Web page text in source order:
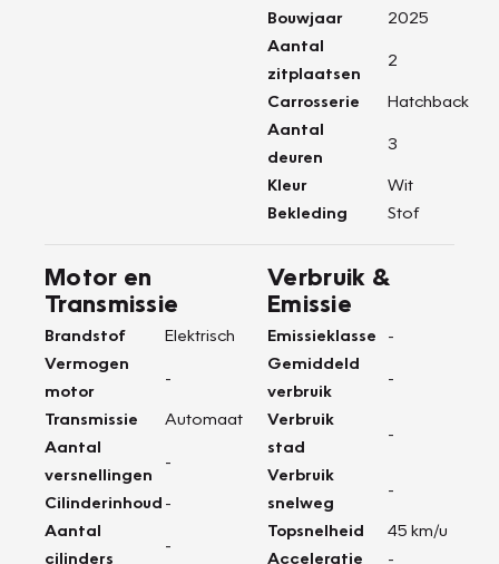
Bouwjaar
2025
Aantal
zitplaatsen
2
Carrosserie
Hatchback
Aantal
deuren
3
Kleur
Wit
Bekleding
Stof
Motor en
Transmissie
Brandstof
Elektrisch
Vermogen
motor
-
Transmissie
Automaat
Aantal
versnellingen
-
Cilinderinhoud -
Aantal
cilinders
-
Verbruik &
Emissie
Emissieklasse
-
Gemiddeld
verbruik
-
Verbruik
stad
-
Verbruik
snelweg
-
Topsnelheid
45 km/u
Acceleratie
-